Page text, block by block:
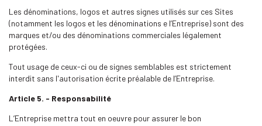
Les dénominations, logos et autres signes utilisés sur ces Sites
(notamment les logos et les dénominations e l’Entreprise) sont des
marques et/ou des dénominations commerciales légalement
protégées.
Tout usage de ceux-ci ou de signes semblables est strictement
interdit sans l'autorisation écrite préalable de l’Entreprise.
Article 5. - Responsabilité
L’Entreprise mettra tout en oeuvre pour assurer le bon